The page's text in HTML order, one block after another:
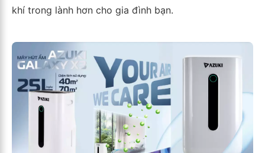
khí trong lành hơn cho gia đình bạn.